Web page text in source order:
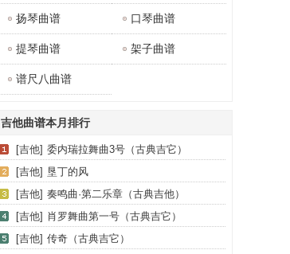
扬琴曲谱 口琴曲谱
提琴曲谱 架子曲谱
谱尺八曲谱
吉他曲谱本月排行
[吉他] 委内瑞拉舞曲3号（古典吉它）
[吉他] 垦丁的风
[吉他] 奏鸣曲·第二乐章（古典吉他）
[吉他] 肖罗舞曲第一号（古典吉它）
[吉他] 传奇（古典吉它）